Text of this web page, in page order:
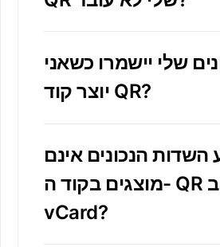
שלי יישמרו כשאני
יוצר קוד QR?
השדות הנכונים אינם
מוצגים בקוד ה- QR שלי ב-
vCard?